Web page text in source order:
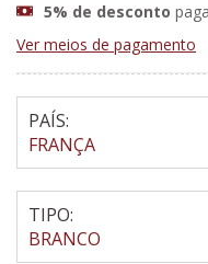
5% de desconto
Ver meios de pagamento
PAÍS:
FRANÇA
TIPO:
BRANCO